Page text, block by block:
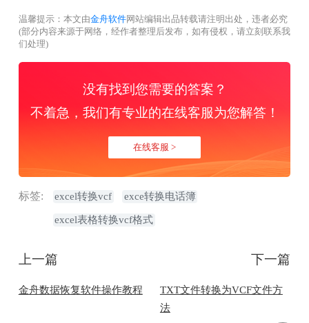
温馨提示：本文由金舟软件网站编辑出品转载请注明出处，违者必究
(部分内容来源于网络，经作者整理后发布，如有侵权，请立刻联系我
们处理)
没有找到您需要的答案？
不着急，我们有专业的在线客服为您解答！
在线客服 >
标签: excel转换vcf exce转换电话簿
excel表格转换vcf格式
上一篇
金舟数据恢复软件操作教程
下一篇
TXT文件转换为VCF文件方
法